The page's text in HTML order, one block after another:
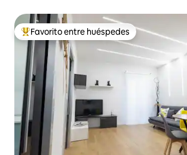
Favorito entre los huéspedes más
Favorito entre huéspedes